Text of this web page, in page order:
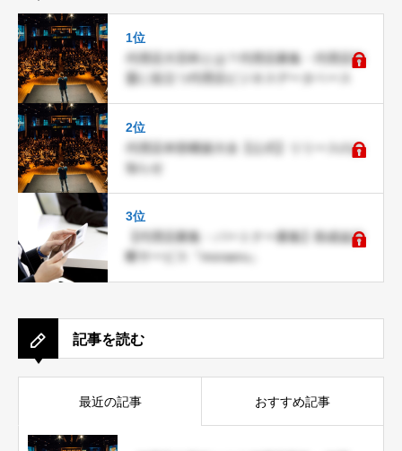
1位
代理店大百科とは？代理店募集・代理店加
盟に役立つ代理店ビジネスデータベース
2位
代理店本部構築大全【公式】リリースのお
知らせ
3位
【代理店募集・パートナー募集】助成金診
断サービス『moraeru』
記事を読む
最近の記事 おすすめ記事